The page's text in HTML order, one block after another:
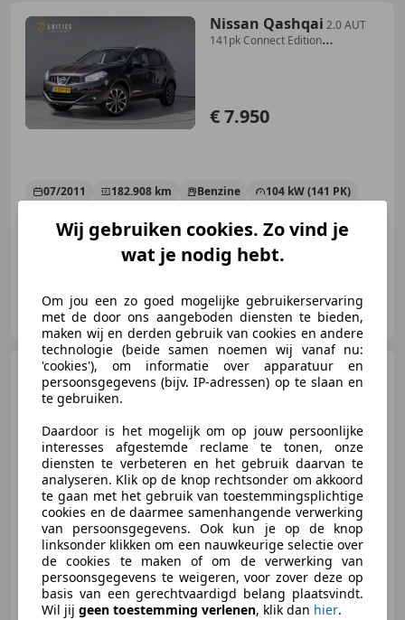
Nissan Qashqai 2.0 AUT
141pk Connect Edition
€ 7.950
07/2011 182.908 km Benzine
104 kW (141 PK)
Luitjes Car Company
NL-1641 LD SPIERDIJK
BMW 4204-serie Gran Coupé
420i M-Sport High-Executive Cog
€ 19.900
06/2018 114.582 km Benzine
135 kW (184 PK)
Wij gebruiken cookies. Zo vind je
wat je nodig hebt.
Om jou een zo goed mogelijke gebruikerservaring
met de door ons aangeboden diensten te bieden,
maken wij en derden gebruik van cookies en andere
technologie (beide samen noemen wij vanaf nu:
'cookies'), om informatie over apparatuur en
persoonsgegevens (bijv. IP-adressen) op te slaan en
te gebruiken.
Daardoor is het mogelijk om op jouw persoonlijke
interesses afgestemde reclame te tonen, onze
diensten te verbeteren en het gebruik daarvan te
analyseren. Klik op de knop rechtsonder om akkoord
te gaan met het gebruik van toestemmingsplichtige
cookies en de daarmee samenhangende verwerking
van persoonsgegevens. Ook kun je op de knop
linksonder klikken om een nauwkeurige selectie over
de cookies te maken of om de verwerking van
persoonsgegevens te weigeren, voor zover deze op
basis van een gerechtvaardigd belang plaatsvindt.
Wil jij geen toestemming verlenen, klik dan hier.